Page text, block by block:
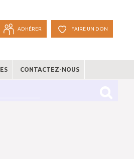
ADHÉRER FAIRE UN DON
CONTACTEZ-NOUS